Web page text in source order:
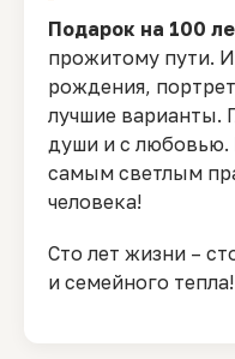
Подарок на 100
прожитому пути.
рождения,
лучшие варианты.
души и с любовью.
самым светлым
человека!
Сто лет жизни –
и семейного тепла!